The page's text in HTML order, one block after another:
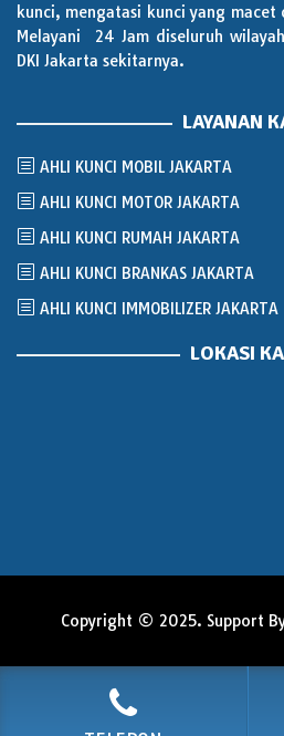
kunci, mengatasi kunci yang macet
Melayani 24 Jam diseluruh
DKI Jakarta sekitarnya.
LAYANAN
AHLI KUNCI MOBIL JAKARTA
AHLI KUNCI MOTOR JAKARTA
AHLI KUNCI RUMAH JAKARTA
AHLI KUNCI BRANKAS JAKARTA
AHLI KUNCI IMMOBILIZER JAKARTA
LOKASI
Copyright © 2025. Support